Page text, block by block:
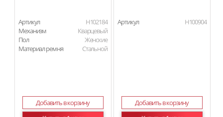
Артикул
H102184
Механизм
Кварцевый
Пол
Женские
Материал ремня
Стальной
Добавить в корзину
Артикул H100904
Добавить в корзину